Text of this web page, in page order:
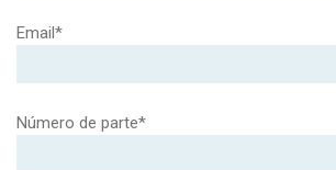
Email*
Número de parte*